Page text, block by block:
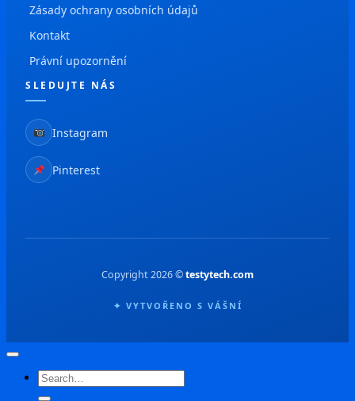
Zásady ochrany osobních údajů
Kontakt
Právní upozornění
SLEDUJTE NÁS
Instagram
Pinterest
Copyright 2026 ©testytech.com
✦ VYTVOŘENO S VÁŠNÍ